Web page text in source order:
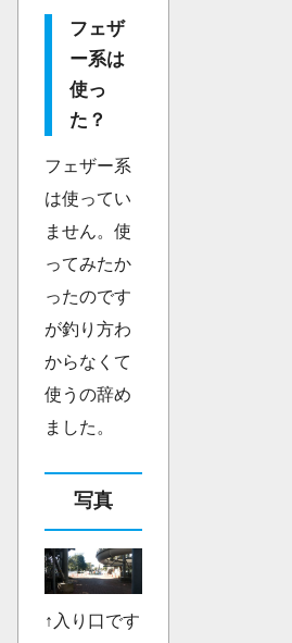
フェザ
ー系は
使っ
た？
フェザー系
は使ってい
ません。使
ってみたか
ったのです
が釣り方わ
からなくて
使うの辞め
ました。
写真
↑入り口です